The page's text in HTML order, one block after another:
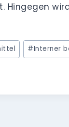
#Interner